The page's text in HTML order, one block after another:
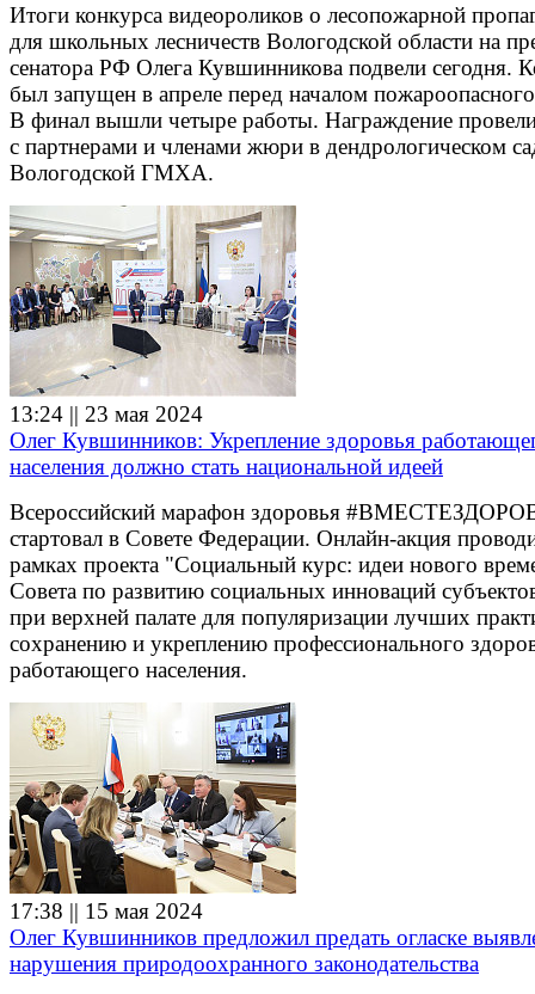
Итоги конкурса видеороликов о лесопожарной
для школьных лесничеств Вологодской области на
сенатора РФ Олега Кувшинникова подвели сегодня.
был запущен в апреле перед началом
В финал вышли четыре работы. Награждение
с партнерами и членами жюри в дендрологическом
Вологодской ГМХА.
13:24 || 23 мая 2024
Олег Кувшинников: Укрепление здоровья
населения должно стать национальной идеей
Всероссийский марафон здоровья
стартовал в Совете Федерации. Онлайн-акция
рамках проекта "Социальный курс: идеи нового
Совета по развитию социальных инноваций
при верхней палате для популяризации лучших
сохранению и укреплению профессионального
работающего населения.
17:38 || 15 мая 2024
Олег Кувшинников предложил предать огласке
нарушения природоохранного законодательства